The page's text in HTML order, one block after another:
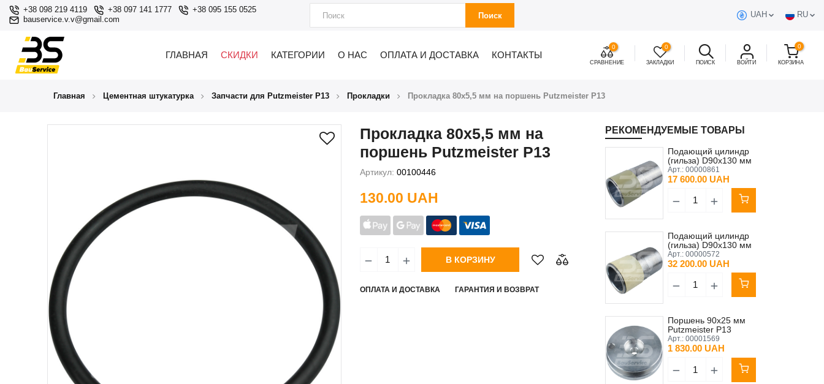
+38 098 219 4119 +38 097 141 1777
+38 095 155 0525
bauservice.v.v@gmail.com
Поиск UAH RU
ГЛАВНАЯ СКИДКИ КАТЕГОРИИ О НАС ОПЛАТА И ДОСТАВКА КОНТАКТЫ
0
СРАВНЕНИЕ
0
ЗАКЛАДКИ ПОИСК ВОЙТИ
0
КОРЗИНА
Главная Цементная штукатурка Запчасти для Putzmeister P13 Прокладки Прокладка 80х5,5 мм на поршень Putzmeister P13
Прокладка 80х5,5 мм на
поршень Putzmeister P13
Артикул: 00100446
130.00 UAH
В КОРЗИНУ
ОПЛАТА И ДОСТАВКА ГАРАНТИЯ И ВОЗВРАТ
РЕКОМЕНДУЕМЫЕ ТОВАРЫ
Подающий цилиндр
(гильза) D90x130 мм
Putzmeister P13 VDK
Арт.: 00000861
17 600.00 UAH
Подающий цилиндр
(гильза) D90x130 мм
Putzmeister P13 Original
Арт.: 00000572
32 200.00 UAH
Поршень 90х25 мм
Putzmeister P13
Арт.: 00001569
1 830.00 UAH